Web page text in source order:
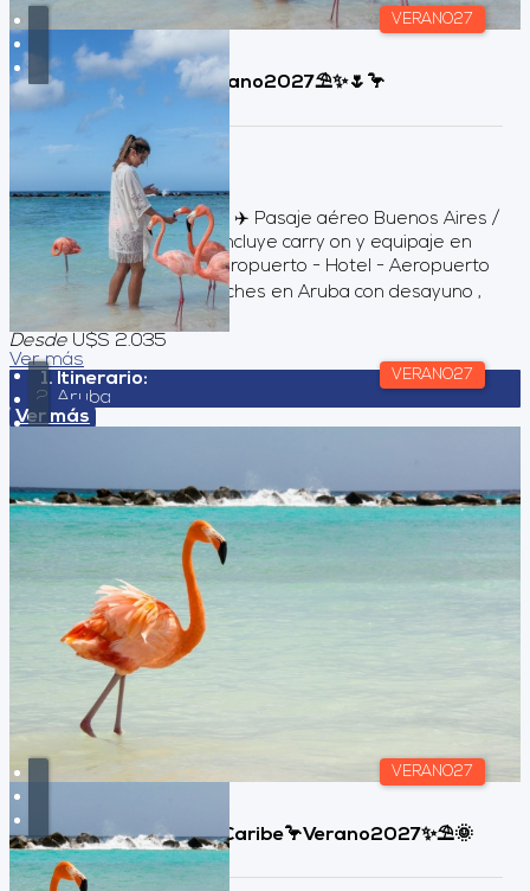
VERANO27
VERANO27
🦩Aruba, Caribe🦩Verano2027⛱️✨🌷🦩
Duración:
Días 8Noches
Servicios incluidos ✈️ Pasaje aéreo Buenos Aires /
Aruba / Buenos Aires Incluye carry on y equipaje en
bodega 🚍 Traslados Aeropuerto - Hotel - Aeropuerto
🏨 Alojamiento por 8 noches en Aruba con desayuno ,
en base doble. ...
Desde U$S 2.035
Ver más
Itinerario:
Aruba
Ver más
VERANO27
Aruba, All Inclusive🦩Caribe🦩Verano2027✨⛱️🌞